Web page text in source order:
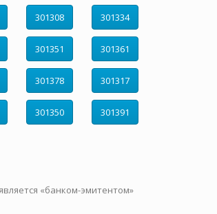
301308 301334
301351 301361
301378 301317
301350 301391
«банком-эмитентом»